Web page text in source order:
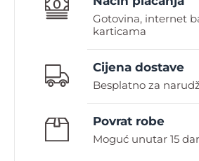
Gotovina, internet
karticama
Cijena dostave
Besplatno za
Povrat robe
Moguć unutar 15